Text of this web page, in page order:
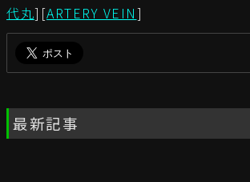
代丸][ARTERY VEIN]
最新記事